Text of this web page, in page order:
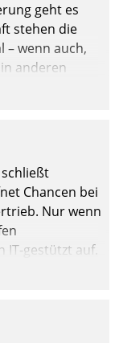
geht es
stehen die
– wenn auch,
anderen
Chancen bei
Nur wenn
IT-gestützt auf.